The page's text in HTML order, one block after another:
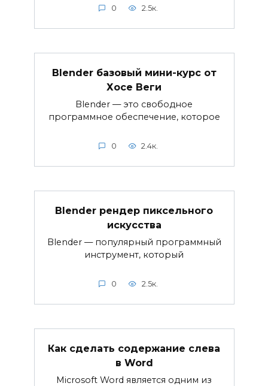
0 2.5к.
Blender базовый мини-курс от
Хосе Веги
Blender — это свободное
программное обеспечение, которое
0 2.4к.
Blender рендер пиксельного
искусства
Blender — популярный программный
инструмент, который
0 2.5к.
Как сделать содержание слева
в Word
Microsoft Word является одним из